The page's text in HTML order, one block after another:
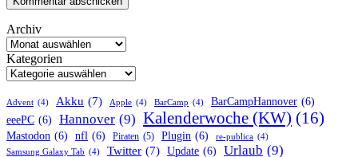
Archiv
Kategorien
Advent (4) Akku (7) Apple (4) BarCamp (4) BarCampHannover (6)
eeePC (6) Hannover (9) Kalenderwoche (KW) (16)
Mastodon (6) nfl (6) Piraten (5) Plugin (6) re-publica (4)
Samsung Galaxy Tab (4) Twitter (7) Update (6) Urlaub (9)